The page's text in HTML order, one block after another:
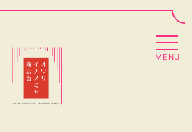
MENU